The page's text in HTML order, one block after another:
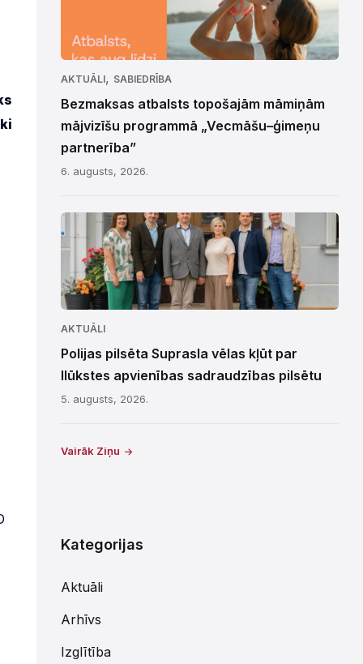
AKTUĀLI, SABIEDRĪBA
Bezmaksas atbalsts topošajām māmiņām
mājvizīšu programmā „Vecmāšu–ģimeņu
partnerība”
6. augusts, 2026.
AKTUĀLI
Polijas pilsēta Suprasla vēlas kļūt par
Ilūkstes apvienības sadraudzības pilsētu
5. augusts, 2026.
Vairāk Ziņu
Kategorijas
Aktuāli
Arhīvs
Izglītība